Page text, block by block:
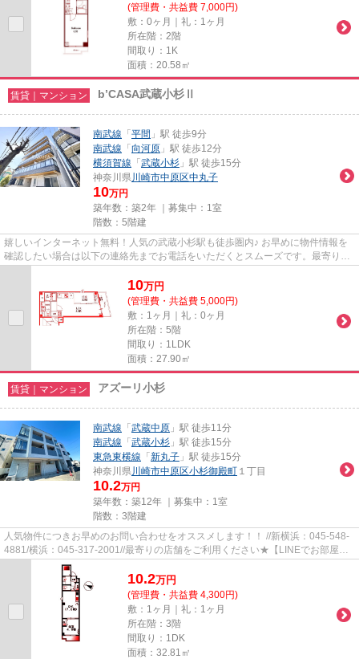
(管理費・共益費 7,000円)
敷：0ヶ月｜礼：1ヶ月
所在階：2階
間取り：1K
面積：20.58㎡
賃貸｜マンション b’CASA武蔵小杉Ⅱ
南武線 「 平間 」駅 徒歩9分
南武線 「 向河原 」駅 徒歩12分
横須賀線 「 武蔵小杉 」駅 徒歩15分
神奈川県川崎市中原区中丸子
10万円
築年数：築2年 ｜募集中： 1室
階数：5階建
嬉しいインターネット無料！人気の武蔵小杉駅も徒歩圏内♪ お早めに物件情報を
確認したい場合は以下の連絡先までお電話をいただくとスムーズです。最寄りの
10万円
(管理費・共益費 5,000円)
敷：1ヶ月｜礼：0ヶ月
所在階：5階
間取り：1LDK
面積：27.90㎡
賃貸｜マンション アズーリ小杉
南武線 「 武蔵中原 」駅 徒歩11分
南武線 「 武蔵小杉 」駅 徒歩15分
東急東横線 「 新丸子 」駅 徒歩15分
神奈川県川崎市中原区小杉御殿町 １丁目
10.2万円
築年数：築12年 ｜募集中： 1室
階数：3階建
人気物件につきお早めのお問い合わせをオススメします！！ //新横浜：045-548-
4881/横浜：045-317-2001//最寄りの店舗をご利用ください★【LINEでお部屋探
し】【初期費用分割払い】【19...
10.2万円
(管理費・共益費 4,300円)
敷：1ヶ月｜礼：1ヶ月
所在階：3階
間取り：1DK
面積：32.81㎡